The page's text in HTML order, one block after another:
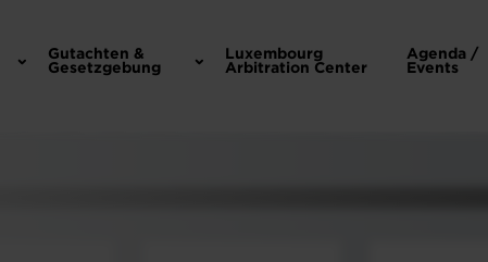
Gutachten &
Gesetzgebung
Luxembourg
Arbitration Center
Agenda /
Events